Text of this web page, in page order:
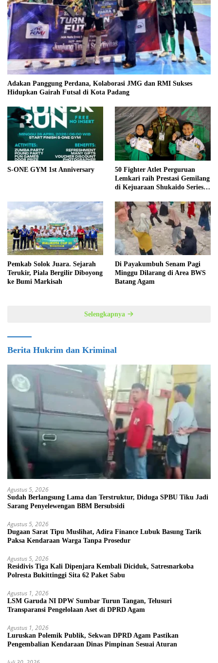
Adakan Panggung Perdana, Kolaborasi JMG dan RMI Sukses
Hidupkan Gairah Futsal di Kota Padang
S-ONE GYM 1st Anniversary
50 Fighter Atlet Perguruan
Lemkari raih Prestasi Gemilang
di Kejuaraan Shukaido Series 1
Pemkab Solok Juara. Sejarah
Terukir, Piala Bergilir Diboyong
ke Bumi Markisah
Di Payakumbuh Senam Pagi
Minggu Dilarang di Area BWS
Batang Agam
Selengkapnya
Berita Hukrim dan Kriminal
Agustus 5, 2026
Sudah Berlangsung Lama dan Terstruktur, Diduga SPBU Tiku Jadi
Sarang Penyelewengan BBM Bersubsidi
Agustus 5, 2026
Dugaan Sarat Tipu Muslihat, Adira Finance Lubuk Basung Tarik
Paksa Kendaraan Warga Tanpa Prosedur
Agustus 5, 2026
Residivis Tiga Kali Dipenjara Kembali Diciduk, Satresnarkoba
Polresta Bukittinggi Sita 62 Paket Sabu
Agustus 1, 2026
LSM Garuda NI DPW Sumbar Turun Tangan, Telusuri
Transparansi Pengelolaan Aset di DPRD Agam
Agustus 1, 2026
Luruskan Polemik Publik, Sekwan DPRD Agam Pastikan
Pengembalian Kendaraan Dinas Pimpinan Sesuai Aturan